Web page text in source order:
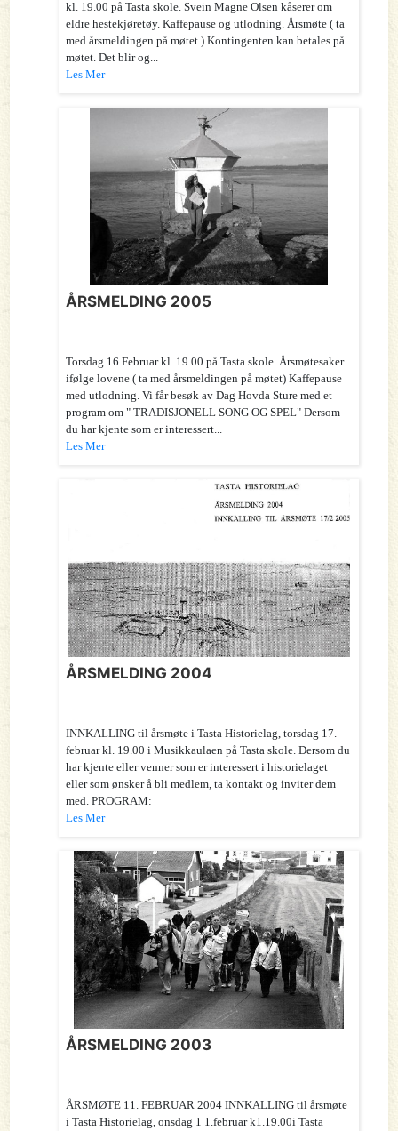
kl. 19.00 på Tasta skole. Svein Magne Olsen kåserer om
eldre hestekjøretøy. Kaffepause og utlodning. Årsmøte ( ta
med årsmeldingen på møtet ) Kontingenten kan betales på
møtet. Det blir og...
Les Mer
ÅRSMELDING 2005
Torsdag 16.Februar kl. 19.00 på Tasta skole. Årsmøtesaker
ifølge lovene ( ta med årsmeldingen på møtet) Kaffepause
med utlodning. Vi får besøk av Dag Hovda Sture med et
program om " TRADISJONELL SONG OG SPEL" Dersom
du har kjente som er interessert...
Les Mer
ÅRSMELDING 2004
INNKALLING til årsmøte i Tasta Historielag, torsdag 17.
februar kl. 19.00 i Musikkaulaen på Tasta skole. Dersom du
har kjente eller venner som er interessert i historielaget
eller som ønsker å bli medlem, ta kontakt og inviter dem
med. PROGRAM:
Les Mer
ÅRSMELDING 2003
ÅRSMØTE 11. FEBRUAR 2004 INNKALLING til årsmøte
i Tasta Historielag, onsdag 1 1.februar k1.19.00i Tasta